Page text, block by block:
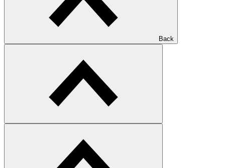
Back